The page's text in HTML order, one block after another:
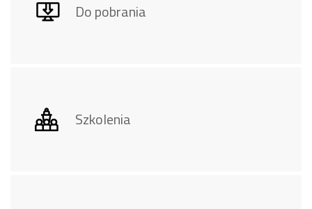
Do pobrania
Szkolenia